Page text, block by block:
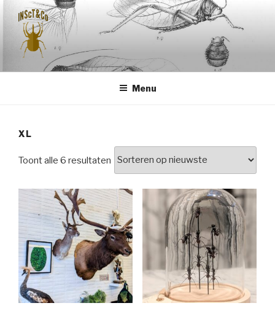
inhoud
springen
INSCT & CO
Menu
XL
Toont alle 6 resultaten Gesorteerd
op
nieuwste